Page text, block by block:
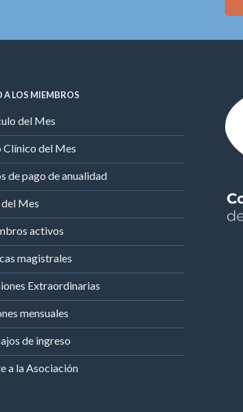
A LOS MIEMBROS
del Mes
Clínico del Mes
de pago de anualidad
Mes
activos
magistrales
Extraordinarias
mensuales
de ingreso
a la Asociación